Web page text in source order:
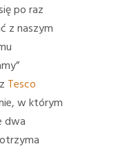
po raz
z naszym
Tesco
w którym
dwa